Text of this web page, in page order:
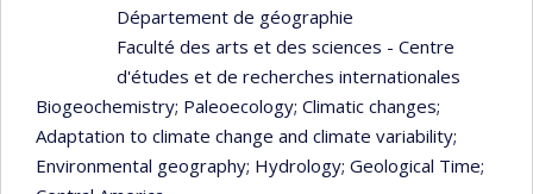
Département de géographie
Faculté des arts et des sciences - Centre
d'études et de recherches internationales
Biogeochemistry; Paleoecology; Climatic changes;
Adaptation to climate change and climate variability;
Environmental geography; Hydrology; Geological Time;